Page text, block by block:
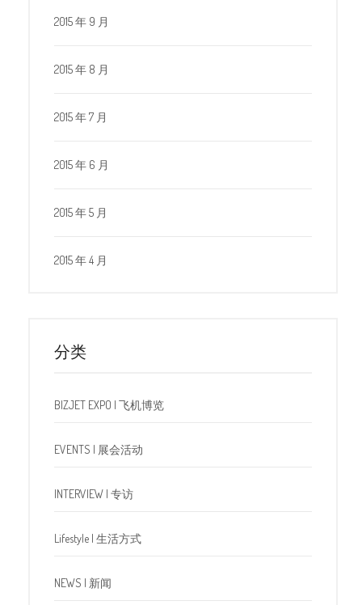
2015 年 9 月
2015 年 8 月
2015 年 7 月
2015 年 6 月
2015 年 5 月
2015 年 4 月
分类
BIZJET EXPO | 飞机博览
EVENTS | 展会活动
INTERVIEW | 专访
Lifestyle | 生活方式
NEWS | 新闻